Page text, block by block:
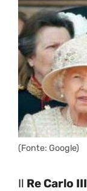
(Fonte: Google)
Il Re Carlo III